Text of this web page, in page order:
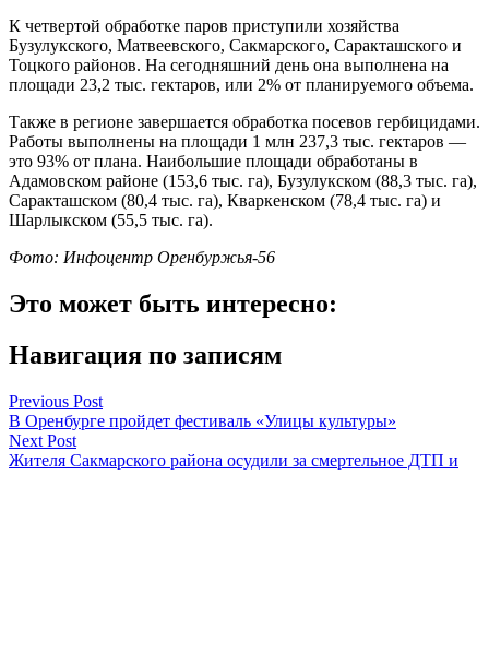
К четвертой обработке паров приступили хозяйства
Бузулукского, Матвеевского, Сакмарского, Саракташского и
Тоцкого районов. На сегодняшний день она выполнена на
площади 23,2 тыс. гектаров, или 2% от планируемого объема.
Также в регионе завершается обработка посевов гербицидами.
Работы выполнены на площади 1 млн 237,3 тыс. гектаров —
это 93% от плана. Наибольшие площади обработаны в
Адамовском районе (153,6 тыс. га), Бузулукском (88,3 тыс. га),
Саракташском (80,4 тыс. га), Кваркенском (78,4 тыс. га) и
Шарлыкском (55,5 тыс. га).
Фото: Инфоцентр Оренбуржья-56
Это может быть интересно:
Навигация по записям
Previous Post
В Оренбурге пройдет фестиваль «Улицы культуры»
Next Post
Жителя Сакмарского района осудили за смертельное ДТП и